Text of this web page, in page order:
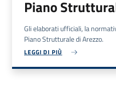
Piano
Gli elaborati ufficiali, la
Piano Strutturale di Arezzo.
LEGGI DI PIÙ